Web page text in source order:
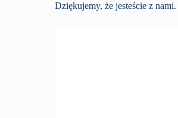
Dziękujemy, że jesteście z nami.